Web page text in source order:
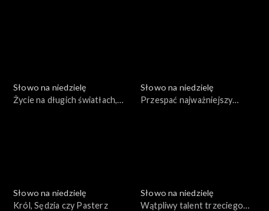
Słowo na niedzielę
Życie na długich światłach,
Słowo na niedzielę
Przespać najważniejszy
Słowo na niedzielę
Król, Sędzia czy Pasterz
Słowo na niedzielę
Wątpliwy talent trzeciego